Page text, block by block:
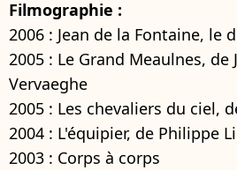
Filmographie :
2006 : Jean de la Fontaine, le
2005 : Le Grand Meaulnes, de
Vervaeghe
2005 : Les chevaliers du ciel,
2004 : L'équipier, de Philippe
2003 : Corps à corps